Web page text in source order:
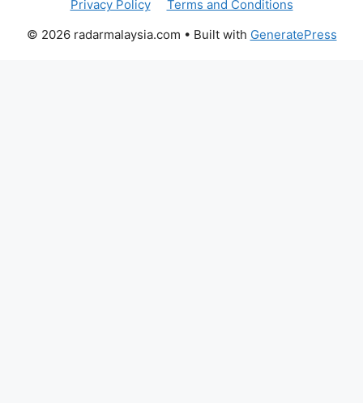
Privacy Policy
Terms and Conditions
© 2026 radarmalaysia.com • Built with GeneratePress